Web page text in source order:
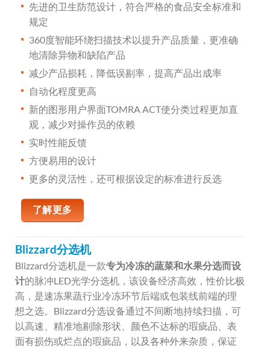
先进的卫生防范设计，符合严格的食品安全标准和
规定
360度智能环绕扫描技术以提升产品质量，更准确
地清除异物和缺陷产品
减少产品损耗，降低误剔率，提高产品出成率
自动化程度更高
新的图形用户界面TOMRA ACT使分类过程更加直
观，减少对操作员的依赖
实时性能反馈
方便易用的设计
更多的灵活性，还可根据设定的标准进行反选
了解更多
Blizzard分选机
Blizzard分选机是一款专为冷冻的蔬菜和水果分选而设
计的脉冲LED光学分选机，该设备经济高效，性价比极
高，是速冻果蔬行业冷冻环节后端或包装线前端的理
想之选。Blizzard分选设备通过不间断地持续扫描，可
以高速、精准地剔除形状、颜色不达标的瑕疵品、表
面有损伤或烂点的瑕疵品，以及各种外来杂质，保证